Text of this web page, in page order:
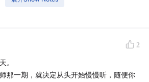
感觉更加没有成见
的更加懂得不完美
2
。
那一期，就决定从头开始慢慢听，随便你